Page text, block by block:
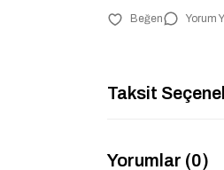
Yorum
Taksit
Yorumlar (0)